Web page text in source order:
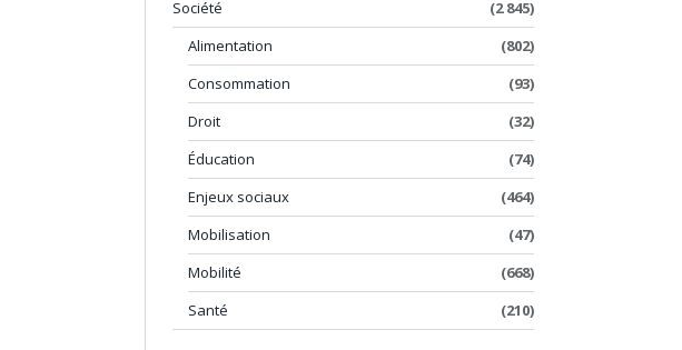
Société
(2 845)
Alimentation
(802)
Consommation
(93)
Droit
(32)
Éducation
(74)
Enjeux sociaux
(464)
Mobilisation
(47)
Mobilité
(668)
Santé
(210)